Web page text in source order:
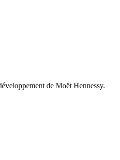
de Moët Hennessy.